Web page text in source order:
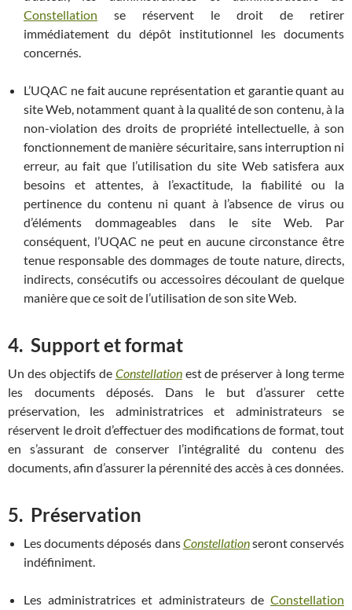
Constellation se réservent le droit de retirer
immédiatement du dépôt institutionnel les documents
concernés.
L’UQAC ne fait aucune représentation et garantie quant au
site Web, notamment quant à la qualité de son contenu, à la
non-violation des droits de propriété intellectuelle, à son
fonctionnement de manière sécuritaire, sans interruption ni
erreur, au fait que l’utilisation du site Web satisfera aux
besoins et attentes, à l’exactitude, la fiabilité ou la
pertinence du contenu ni quant à l’absence de virus ou
d’éléments dommageables dans le site Web. Par
conséquent, l’UQAC ne peut en aucune circonstance être
tenue responsable des dommages de toute nature, directs,
indirects, consécutifs ou accessoires découlant de quelque
manière que ce soit de l’utilisation de son site Web.
4. Support et format
Un des objectifs de Constellationest de préserver à long terme
les documents déposés. Dans le but d’assurer cette
préservation, les administratrices et administrateurs se
réservent le droit d’effectuer des modifications de format, tout
en s’assurant de conserver l’intégralité du contenu des
documents, afin d’assurer la pérennité des accès à ces données.
5. Préservation
Les documents déposés dansConstellationseront conservés
indéfiniment.
Les administratrices et administrateurs de Constellation